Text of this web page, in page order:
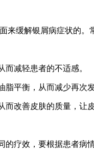
缓解银屑病症状的。
减轻患者的不适感。
平衡，从而减少再次发
改善皮肤的质量，让
疗效，要根据患者病情